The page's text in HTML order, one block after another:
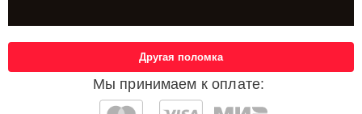
Мы принимаем к оплате:
Другая поломка